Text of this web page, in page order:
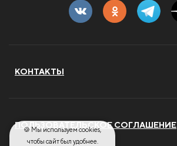
КОНТАКТЫ
ПОЛЬЗОВАТЕЛЬСКОЕ СОГЛАШЕНИЕ
🍪 Мы используем cookies,
чтобы сайт был удобнее.